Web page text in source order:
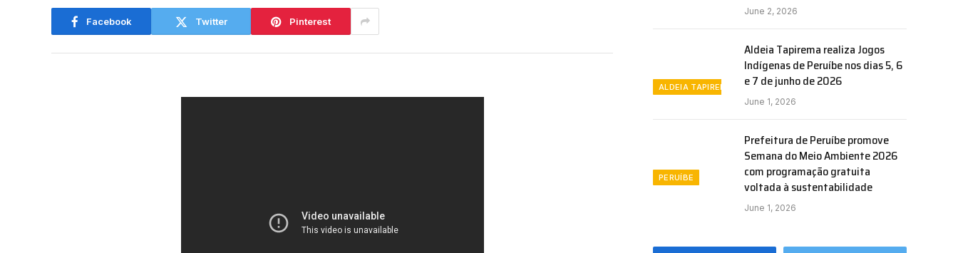
Facebook Twitter Pinterest
June 2, 2026
ALDEIA TAPIREMA
Aldeia Tapirema realiza Jogos
Indígenas de Peruíbe nos dias 5, 6
e 7 de junho de 2026
June 1, 2026
PERUÍBE
Prefeitura de Peruíbe promove
Semana do Meio Ambiente 2026
com programação gratuita
voltada à sustentabilidade
June 1, 2026